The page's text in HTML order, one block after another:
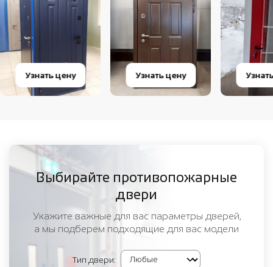
Узнать цену Узнать цену
Выбирайте противопожарные
двери
Укажите важные для вас параметры дверей,
а мы подберем подходящие для вас модели
Тип двери: